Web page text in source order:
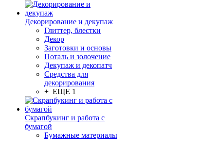
Декорирование и декупаж
Глиттер, блестки
Декор
Заготовки и основы
Поталь и золочение
Декупаж и декопатч
Средства для
декорирования
+ ЕЩЕ 1
Скрапбукинг и работа с
бумагой
Бумажные материалы